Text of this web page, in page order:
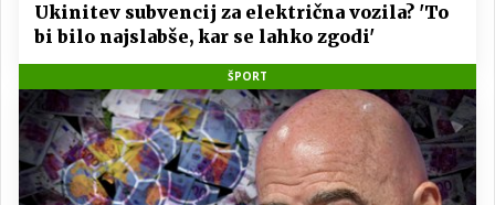
Ukinitev subvencij za električna vozila? 'To
bi bilo najslabše, kar se lahko zgodi'
ŠPORT